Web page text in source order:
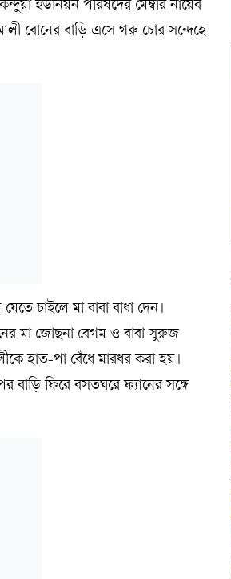
ইউনিয়ন পরিষদের মেম্বার নায়েব
বোনের বাড়ি এসে গরু চোর সন্দেহে
চাইলে মা বাবা বাধা দেন।
মা জোছনা বেগম ও বাবা সুরুজ
হাত-পা বেঁধে মারধর করা হয়।
বাড়ি ফিরে বসতঘরে ফ্যানের সঙ্গে